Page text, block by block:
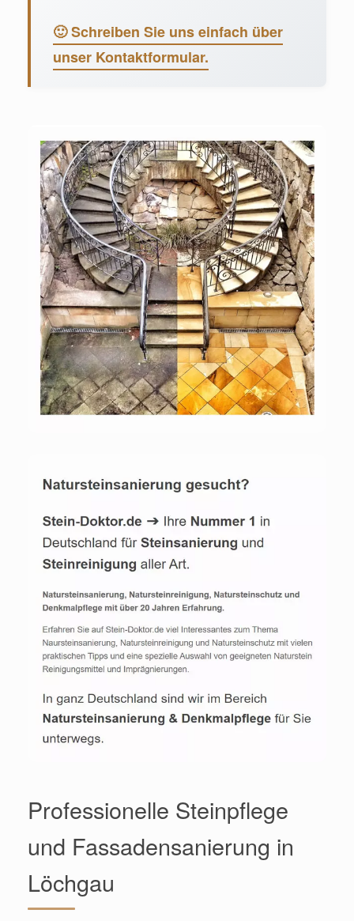
🙂 Schreiben Sie uns einfach über
unser Kontaktformular.
Professionelle Steinpflege
und Fassadensanierung in
Löchgau